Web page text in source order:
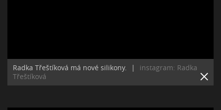
Radka Třeštíková má nové silikony. |
instagram: Radka
Třeštíková